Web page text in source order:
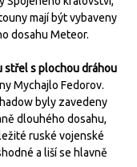
mají být vybaveny
dosahu Meteor.
střel s plochou dráhou
Mychajlo Fedorov.
byly zavedeny
dlouhého dosahu,
ruské vojenské
a liší se hlavně